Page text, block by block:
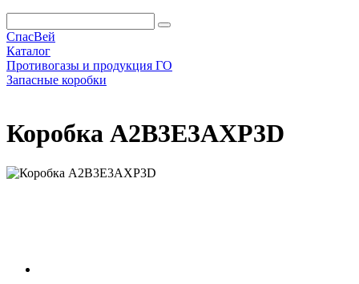
СпасВей
Каталог
Противогазы и продукция ГО
Запасные коробки
Коробка A2B3E3AXP3D